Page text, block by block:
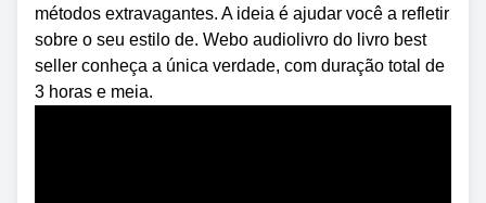
métodos extravagantes. A ideia é ajudar você a refletir
sobre o seu estilo de. Webo audiolivro do livro best
seller conheça a única verdade, com duração total de
3 horas e meia.